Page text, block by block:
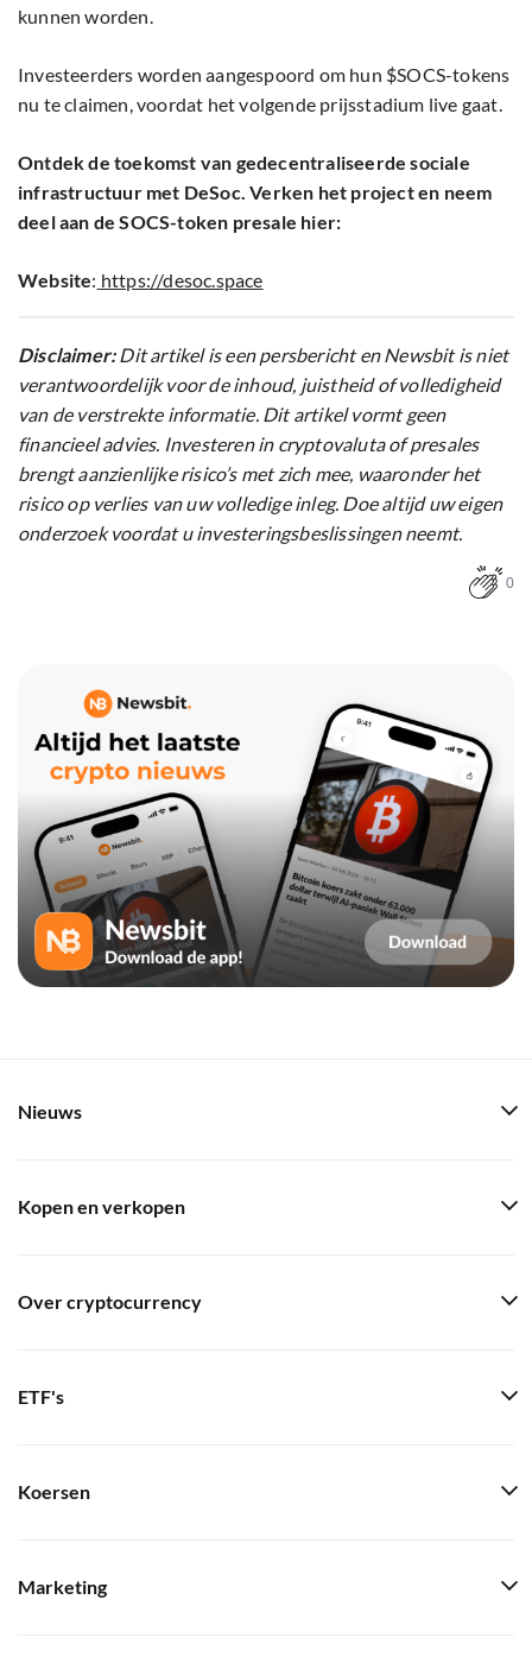
kunnen worden.
Investeerders worden aangespoord om hun $SOCS-tokens
nu te claimen, voordat het volgende prijsstadium live gaat.
Ontdek de toekomst van gedecentraliseerde sociale
infrastructuur met DeSoc. Verken het project en neem
deel aan de SOCS-token presale hier:
Website: https://desoc.space
Disclaimer:Dit artikel is een persbericht en Newsbit is niet
verantwoordelijk voor de inhoud, juistheid of volledigheid
van de verstrekte informatie. Dit artikel vormt geen
financieel advies. Investeren in cryptovaluta of presales
brengt aanzienlijke risico’s met zich mee, waaronder het
risico op verlies van uw volledige inleg. Doe altijd uw eigen
onderzoek voordat u investeringsbeslissingen neemt.
0
Nieuws
Kopen en verkopen
Over cryptocurrency
ETF's
Koersen
Marketing